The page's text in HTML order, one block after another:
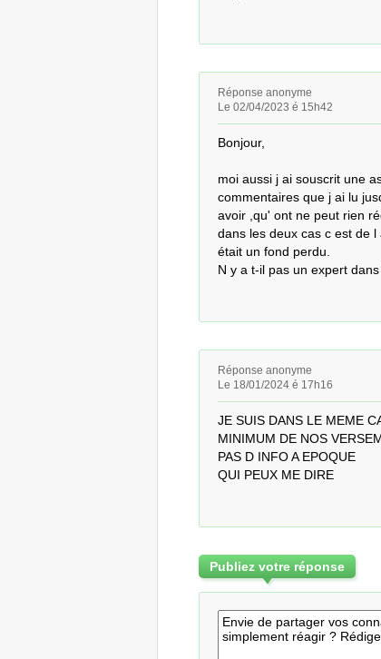
Réponse anonyme
Le 02/04/2023 é 15h42
Bonjour,
moi aussi j ai souscrit une
commentaires que j ai lu
avoir ,qu' ont ne peut rien
dans les deux cas c est de
était un fond perdu.
N y a t-il pas un expert
Réponse anonyme
Le 18/01/2024 é 17h16
JE SUIS DANS LE MEME
MINIMUM DE NOS
PAS D INFO A EPOQUE
QUI PEUX ME DIRE
Publiez votre réponse